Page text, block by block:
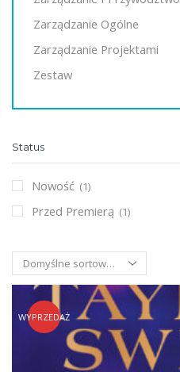
WYPRZEDAŻ
Zarządzanie Ogólne
Zarządzanie Projektami
Zestaw
Status
Nowość (1)
Przed Premierą (1)